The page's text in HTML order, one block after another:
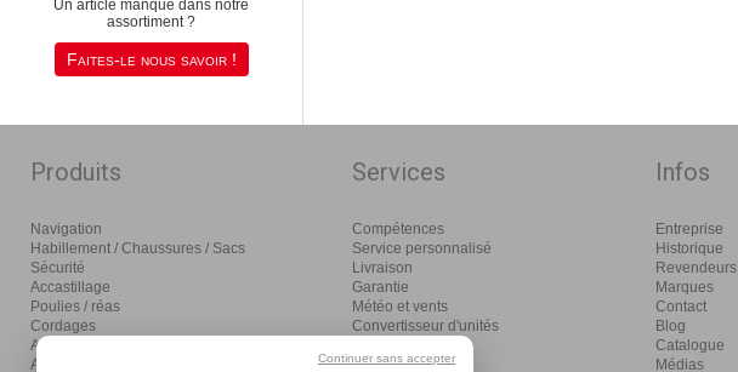
Un article manque dans notre
assortiment ?
Faites-le nous savoir !
Produits
Navigation
Habillement / Chaussures / Sacs
Sécurité
Accastillage
Poulies / réas
Cordages
Amarrage / mouillage / moteurs
Aménagement
Services
Compétences
Service personnalisé
Livraison
Garantie
Météo et vents
Convertisseur d'unités
Distribution
Infos
Entreprise
Historique
Revendeurs
Marques
Contact
Blog
Catalogue
Médias
Continuer sans accepter